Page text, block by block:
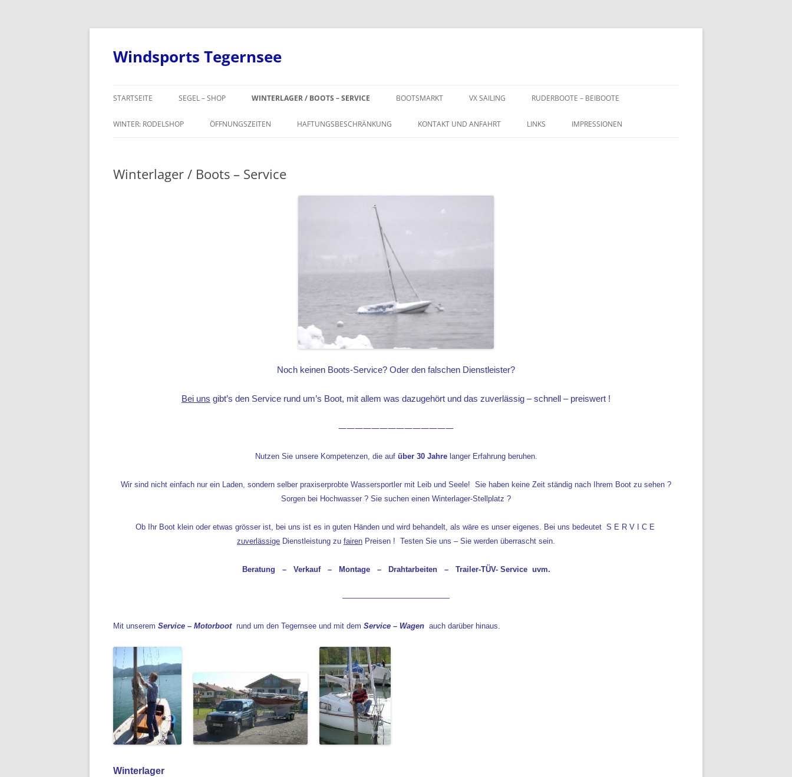
Windsports Tegernsee
Inhalt
STARTSEITE SEGEL – SHOP WINTERLAGER / BOOTS – SERVICE BOOTSMARKT VX SAILING
VX ONE VERKAUF
RUDERBOOTE – BEIBOOTE
WINTER: RODELSHOP
WINTER: VERLEIH
ÖFFNUNGSZEITEN HAFTUNGSBESCHRÄNKUNG KONTAKT UND ANFAHRT LINKS IMPRESSIONEN
Winterlager / Boots – Service
Noch keinen Boots-Service? Oder den falschen Dienstleister?
Bei uns gibt’s den Service rund um’s Boot, mit allem was dazugehört und das zuverlässig – schnell – preiswert !
——————————————
Nutzen Sie unsere Kompetenzen, die auf über 30 Jahre langer Erfahrung beruhen.
Wir sind nicht einfach nur ein Laden, sondern selber praxiserprobte Wassersportler mit Leib und Seele! Sie haben keine Zeit ständig nach Ihrem Boot zu sehen ?
Sorgen bei Hochwasser ? Sie suchen einen Winterlager-Stellplatz ?
Ob Ihr Boot klein oder etwas grösser ist, bei uns ist es in guten Händen und wird behandelt, als wäre es unser eigenes. Bei uns bedeutet S E R V I C E
zuverlässige Dienstleistung zu fairen Preisen ! Testen Sie uns – Sie werden überrascht sein.
Beratung – Verkauf – Montage – Drahtarbeiten – Trailer-TÜV- Service uvm.
——————————————
Mit unserem Service – Motorbootrund um den Tegernsee und mit dem Service – Wagen auch darüber hinaus.
Winterlager